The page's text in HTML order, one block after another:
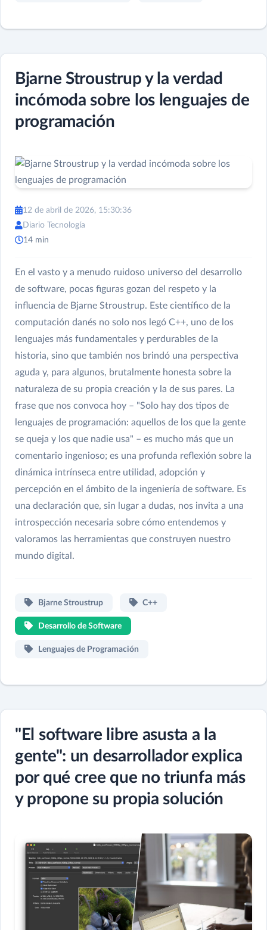
Bjarne Stroustrup y la verdad
incómoda sobre los lenguajes de
programación
12 de abril de 2026, 15:30:36
Diario Tecnología
14 min
En el vasto y a menudo ruidoso universo del desarrollo
de software, pocas figuras gozan del respeto y la
influencia de Bjarne Stroustrup. Este científico de la
computación danés no solo nos legó C++, uno de los
lenguajes más fundamentales y perdurables de la
historia, sino que también nos brindó una perspectiva
aguda y, para algunos, brutalmente honesta sobre la
naturaleza de su propia creación y la de sus pares. La
frase que nos convoca hoy – "Solo hay dos tipos de
lenguajes de programación: aquellos de los que la gente
se queja y los que nadie usa" – es mucho más que un
comentario ingenioso; es una profunda reflexión sobre la
dinámica intrínseca entre utilidad, adopción y
percepción en el ámbito de la ingeniería de software. Es
una declaración que, sin lugar a dudas, nos invita a una
introspección necesaria sobre cómo entendemos y
valoramos las herramientas que construyen nuestro
mundo digital.
Bjarne Stroustrup C++
Desarrollo de Software
Lenguajes de Programación
"El software libre asusta a la
gente": un desarrollador explica
por qué cree que no triunfa más
y propone su propia solución